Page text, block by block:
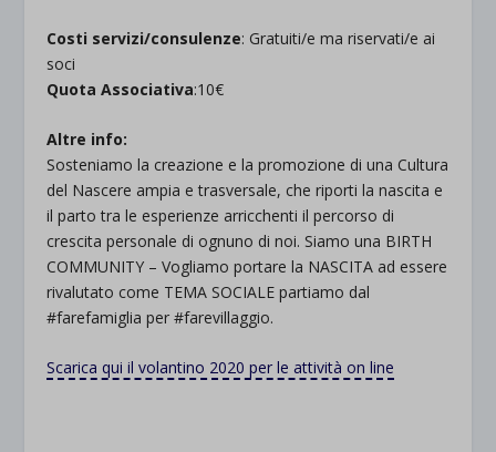
Costi servizi/consulenze: Gratuiti/e ma riservati/e ai
soci
Quota Associativa:10€
Altre info:
Sosteniamo la creazione e la promozione di una Cultura
del Nascere ampia e trasversale, che riporti la nascita e
il parto tra le esperienze arricchenti il percorso di
crescita personale di ognuno di noi. Siamo una BIRTH
COMMUNITY – Vogliamo portare la NASCITA ad essere
rivalutato come TEMA SOCIALE partiamo dal
#farefamiglia per #farevillaggio.
Scarica qui il volantino 2020 per le attività on line